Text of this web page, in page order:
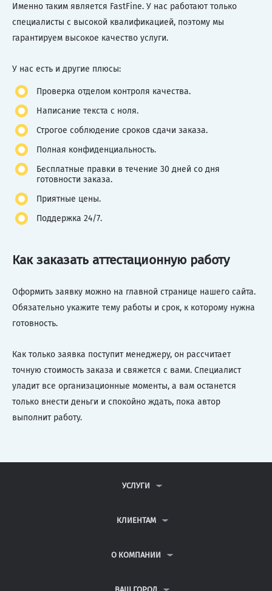
Именно таким является FastFine. У нас работают только
специалисты с высокой квалификацией, поэтому мы
гарантируем высокое качество услуги.
У нас есть и другие плюсы:
Проверка отделом контроля качества.
Написание текста с ноля.
Строгое соблюдение сроков сдачи заказа.
Полная конфиденциальность.
Бесплатные правки в течение 30 дней со дня
готовности заказа.
Приятные цены.
Поддержка 24/7.
Как заказать аттестационную работу
Оформить заявку можно на главной странице нашего сайта.
Обязательно укажите тему работы и срок, к которому нужна
готовность.
Как только заявка поступит менеджеру, он рассчитает
точную стоимость заказа и свяжется с вами. Специалист
уладит все организационные моменты, а вам останется
только внести деньги и спокойно ждать, пока автор
выполнит работу.
УСЛУГИ
ДИПЛОМНЫЕ РАБОТЫ
РЕФЕРАТЫ
КЛИЕНТАМ
ВОПРОСЫ И ОТВЕТЫ
ПОЛИТИКА КОНФИДЕНЦИАЛЬНОСТИ
О КОМПАНИИ
КОНТАКТЫ